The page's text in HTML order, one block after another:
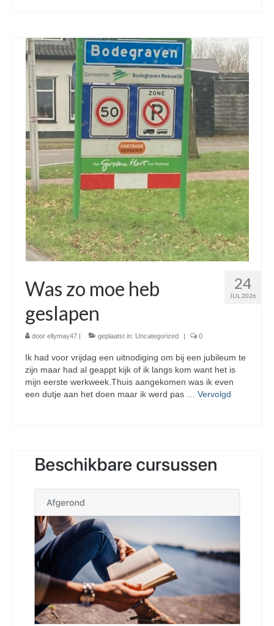
24
JUL 2026
Was zo moe heb
geslapen
door ellymay47 geplaatst in: Uncategorized 0
Ik had voor vrijdag een uitnodiging om bij een jubileum te
zijn maar had al geappt kijk of ik langs kom want het is
mijn eerste werkweek.Thuis aangekomen was ik even
een dutje aan het doen maar ik werd pas … Vervolgd